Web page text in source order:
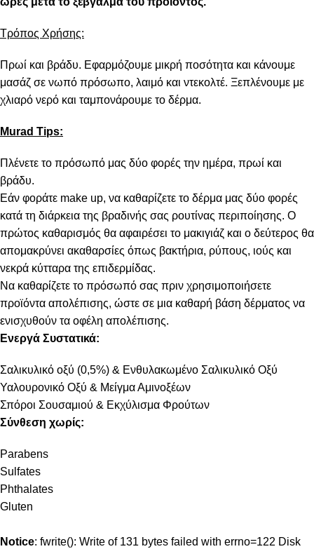
Τρόπος Χρήσης:
Πρωί και βράδυ. Εφαρμόζουμε μικρή ποσότητα και κάνουμε
μασάζ σε νωπό πρόσωπο, λαιμό και ντεκολτέ. Ξεπλένουμε με
χλιαρό νερό και ταμπονάρουμε το δέρμα.
Murad Tips:
Πλένετε το πρόσωπό μας δύο φορές την ημέρα, πρωί και
βράδυ.
Εάν φοράτε make up, να καθαρίζετε το δέρμα μας δύο φορές
κατά τη διάρκεια της βραδινής σας ρουτίνας περιποίησης. Ο
πρώτος καθαρισμός θα αφαιρέσει το μακιγιάζ και ο δεύτερος θα
απομακρύνει ακαθαρσίες όπως βακτήρια, ρύπους, ιούς και
νεκρά κύτταρα της επιδερμίδας.
Να καθαρίζετε το πρόσωπό σας πριν χρησιμοποιήσετε
προϊόντα απολέπισης, ώστε σε μια καθαρή βάση δέρματος να
ενισχυθούν τα οφέλη απολέπισης.
Ενεργά Συστατικά:
Σαλικυλικό οξύ (0,5%) & Ενθυλακωμένο Σαλικυλικό Οξύ
Υαλουρονικό Οξύ & Μείγμα Αμινοξέων
Σπόροι Σουσαμιού & Εκχύλισμα Φρούτων
Σύνθεση χωρίς:
Parabens
Sulfates
Phthalates
Gluten
Notice: fwrite(): Write of 131 bytes failed with errno=122 Disk